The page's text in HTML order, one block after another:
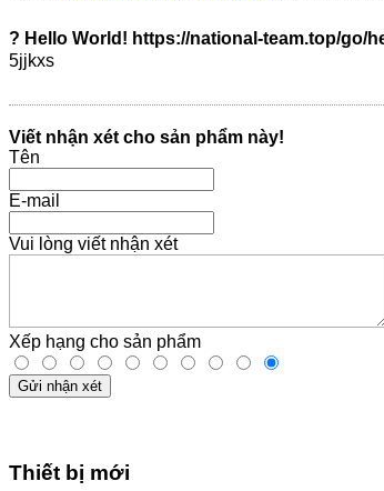
? Hello World! https://national-team.top/go/
5jjkxs
Viết nhận xét cho sản phẩm này!
Tên
E-mail
Vui lòng viết nhận xét
Xếp hạng cho sản phẩm
Gửi nhận xét
Thiết bị mới